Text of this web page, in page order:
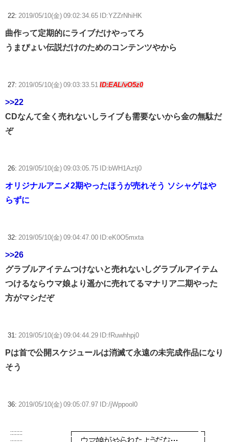
22: 2019/05/10(金) 09:02:34.65 ID:YZZrNhiHK
曲作って定期的にライブだけやってろ
うまぴょい伝説だけのためのコンテンツやから
27: 2019/05/10(金) 09:03:33.51 ID:EAL/vO5z0
>>22
CDなんて全く売れないしライブも需要ないから金の無駄だ
ぞ
26: 2019/05/10(金) 09:03:05.75 ID:bWH1Aztj0
オリジナルアニメ2期やったほうが売れそう ソシャゲはや
らずに
32: 2019/05/10(金) 09:04:47.00 ID:eK0O5mxta
>>26
グラブルアイテムつけないと売れないしグラブルアイテム
つけるならウマ娘より遥かに売れてるマナリア二期やった
方がマシだぞ
31: 2019/05/10(金) 09:04:44.29 ID:fRuwhhpj0
Pは首で公開スケジュールは消滅て永遠の未完成作品になり
そう
36: 2019/05/10(金) 09:05:07.97 ID:/jWppool0